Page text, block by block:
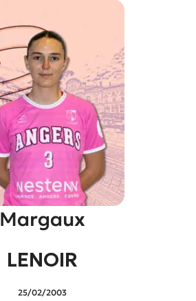
Margaux
LENOIR
25/02/2003